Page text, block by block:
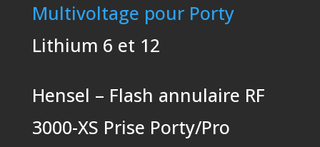
Multivoltage pour Porty
Lithium 6 et 12
Hensel – Flash annulaire RF
3000-XS Prise Porty/Pro